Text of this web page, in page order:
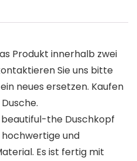
Produkt innerhalb zwei
Sie uns bitte
neues ersetzen. Kaufen
beautiful-the Duschkopf
und
Es ist fertig mit